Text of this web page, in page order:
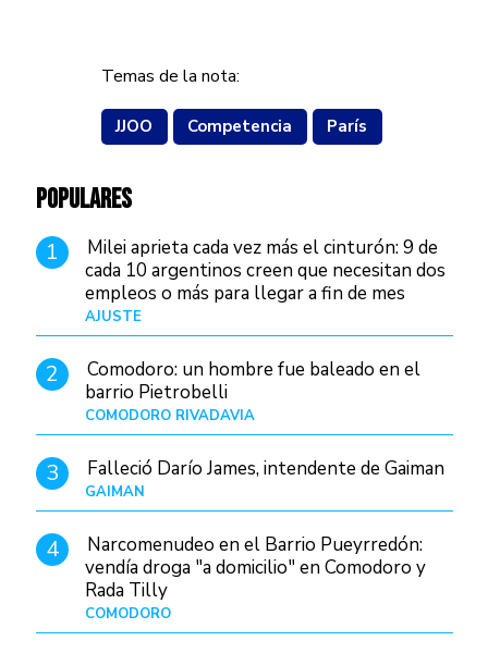
Temas de la nota:
JJOO Competencia París
POPULARES
1
Milei aprieta cada vez más el cinturón: 9 de
cada 10 argentinos creen que necesitan dos
empleos o más para llegar a fin de mes
AJUSTE
2
Comodoro: un hombre fue baleado en el
barrio Pietrobelli
COMODORO RIVADAVIA
3 Falleció Darío James, intendente de Gaiman
GAIMAN
4
Narcomenudeo en el Barrio Pueyrredón:
vendía droga "a domicilio" en Comodoro y
Rada Tilly
COMODORO